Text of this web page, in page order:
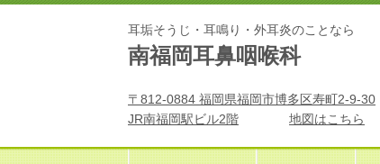
耳垢そうじ・耳鳴り・外耳炎のことなら
南福岡耳鼻咽喉科
〒812-0884 福岡県福岡市博多区寿町2-9-30
JR南福岡駅ビル2階
地図はこちら